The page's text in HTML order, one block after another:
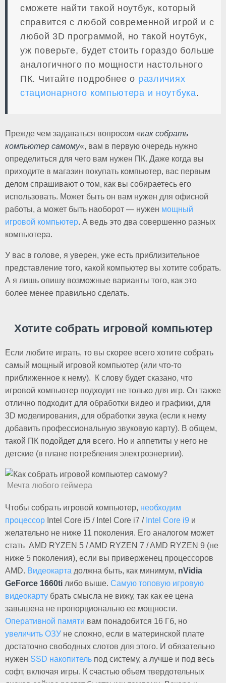
сможете найти такой ноутбук, который
справится с любой современной игрой и с
любой 3D программой, но такой ноутбук,
уж поверьте, будет стоить гораздо больше
аналогичного по мощности настольного
ПК. Читайте подробнее о различиях
стационарного компьютера и ноутбука.
Прежде чем задаваться вопросом «как собрать
компьютер самому«, вам в первую очередь нужно
определиться для чего вам нужен ПК. Даже когда вы
приходите в магазин покупать компьютер, вас первым
делом спрашивают о том, как вы собираетесь его
использовать. Может быть он вам нужен для офисной
работы, а может быть наоборот — нужен мощный
игровой компьютер. А ведь это два совершенно разных
компьютера.
У вас в голове, я уверен, уже есть приблизительное
представление того, какой компьютер вы хотите собрать.
А я лишь опишу возможные варианты того, как это
более менее правильно сделать.
Хотите собрать игровой компьютер
Если любите играть, то вы скорее всего хотите собрать
самый мощный игровой компьютер (или что-то
приближенное к нему). К слову будет сказано, что
игровой компьютер подходит не только для игр. Он также
отлично подходит для обработки видео и графики, для
3D моделирования, для обработки звука (если к нему
добавить профессиональную звуковую карту). В общем,
такой ПК подойдет для всего. Но и аппетиты у него не
детские (в плане потребления электроэнергии).
Мечта любого геймера
Чтобы собрать игровой компьютер, необходим
процессор Intel Core i5 / Intel Core i7 / Intel Core i9 и
желательно не ниже 11 поколения. Его аналогом может
стать AMD RYZEN 5 / AMD RYZEN 7 / AMD RYZEN 9 (не
ниже 5 поколения), если вы приверженец процессоров
AMD. Видеокарта должна быть, как минимум, nVidia
GeForce 1660ti либо выше. Самую топовую игровую
видеокарту брать смысла не вижу, так как ее цена
завышена не пропорционально ее мощности.
Оперативной памяти вам понадобится 16 Гб, но
увеличить ОЗУ не сложно, если в материнской плате
достаточно свободных слотов для этого. И обязательно
нужен SSD накопитель под систему, а лучше и под весь
софт, включая игры. К счастью объем твердотельных